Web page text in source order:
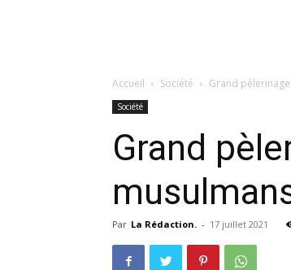
Accueil Société Grand
Société
Grand
Par La Rédaction. - 17 juillet 2021